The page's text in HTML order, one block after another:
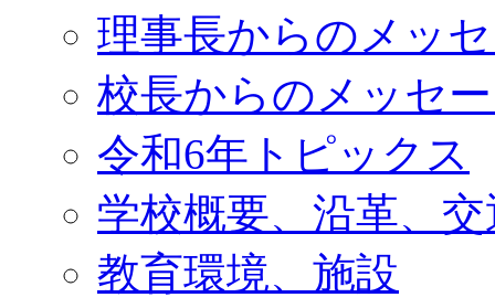
理事長からのメッ
校長からのメッセ
令和6年トピックス
学校概要、沿革、
教育環境、施設